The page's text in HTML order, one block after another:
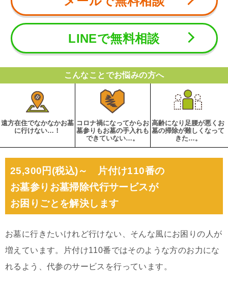
LINEで無料相談
こんなことでお悩みの方へ
遠方在住でなかなかお墓
に行けない…！
コロナ禍になってからお
墓参りもお墓の手入れも
できていない…。
高齢になり足腰が悪くお
墓の掃除が難しくなって
きた…。
25,300円(税込)～ 片付け110番の
お墓参りお墓掃除代行サービスが
お困りごとを解決します
お墓に行きたいけれど行けない、そんな風にお困りの人が
増えています。片付け110番ではそのような方のお力にな
れるよう、代参のサービスを行っています。